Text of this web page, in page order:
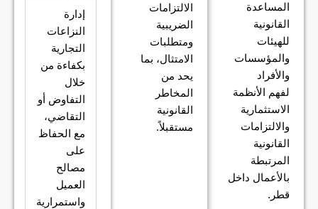
المساعدة
القانونية
للهيئات
والمؤسسات
والأفراد
لفهم الأنظمة
الاستثمارية
والالتزامات
القانونية
المرتبطة
بالأعمال داخل
قطر.
الالتزامات
الضريبية
ومتطلبات
الامتثال، بما
يحد من
المخاطر
القانونية
مستقبلاً.
إدارة
النزاعات
التجارية
بكفاءة من
خلال
التفاوض أو
التقاضي،
مع الحفاظ
على
مصالح
العميل
واستمرارية